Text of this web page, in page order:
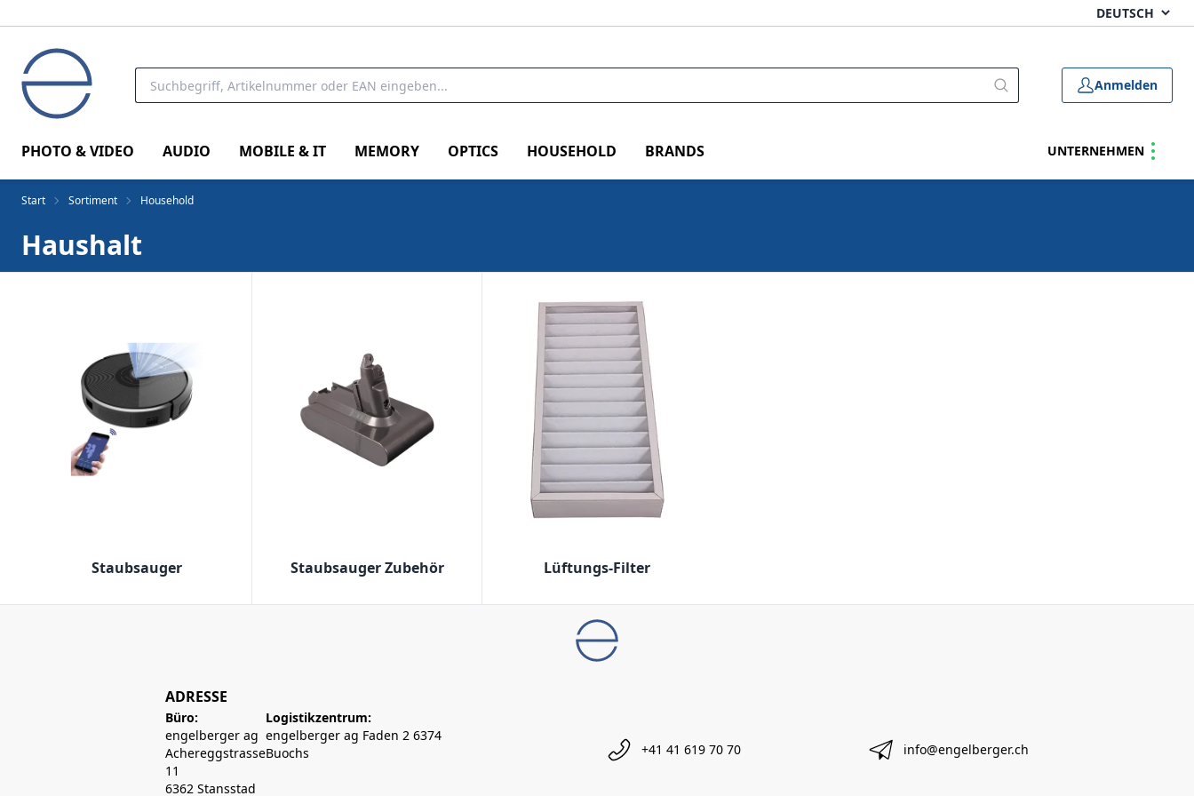
Anmelden
PHOTO & VIDEO AUDIO MOBILE & IT MEMORY OPTICS HOUSEHOLD BRANDS UNTERNEHMEN
Start Sortiment Household
Haushalt
Staubsauger Staubsauger Zubehör Lüftungs-Filter
ADRESSE
Büro:
engelberger ag
Achereggstrasse
11
6362 Stansstad
Logistikzentrum:
engelberger ag Faden 2 6374
Buochs
+41 41 619 70 70 info@engelberger.ch